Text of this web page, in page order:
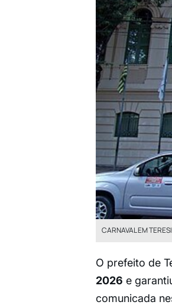
CARNAVAL EM
O prefeito de
2026 e
comunicada